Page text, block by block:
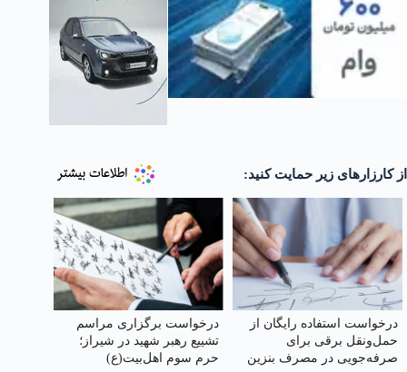
از کارزارهای زیر حمایت کنید:
درخواست استفاده رایگان از
حمل‌ونقل برقی برای
صرفه‌جویی در مصرف بنزین
درخواست برگزاری مراسم
تشییع رهبر شهید در شیراز؛
حرم سوم اهل‌بیت(ع)